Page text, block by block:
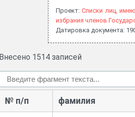
Проект:Списки лиц,
избрания членов
Датировка документа:
Внесено 1514 записей
№ п/п фамилия